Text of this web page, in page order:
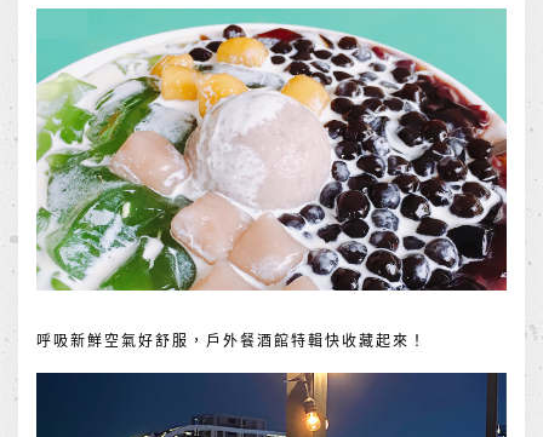
呼吸新鮮空氣好舒服，戶外餐酒館特輯快收藏起來！